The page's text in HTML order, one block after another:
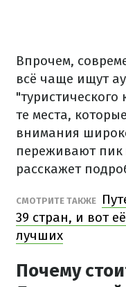
Впрочем,
всё чаще ищут
те места,
внимания
переживают пик
расскажет
СМОТРИТЕ ТАКЖЕ
39 стран, и вот
лучших
Почему